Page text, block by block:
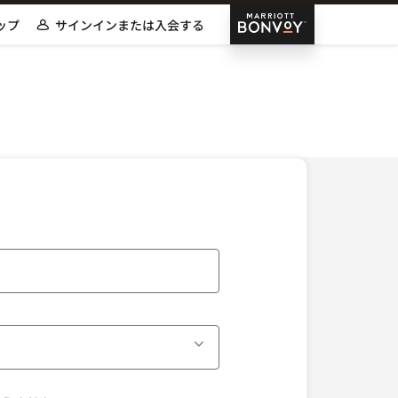
Marriott Bonvoy
プ サインインまたは入会する